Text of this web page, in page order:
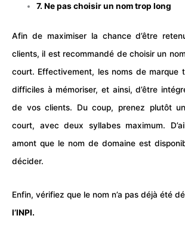
7. Ne pas choisir un nom trop long
Afin de maximiser la chance d’être
clients, il est recommandé de choisir un
court. Effectivement, les noms de marque
difficiles à mémoriser, et ainsi, d’être
de vos clients. Du coup, prenez plutôt
court, avec deux syllabes maximum.
amont que le nom de domaine est
décider.
Enfin, vérifiez que le nom n’a pas déjà été
l’INPI.